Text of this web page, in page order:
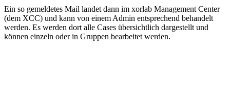
Ein so gemeldetes Mail landet dann im xorlab Management Center
(dem XCC) und kann von einem Admin entsprechend behandelt
werden. Es werden dort alle Cases übersichtlich dargestellt und
können einzeln oder in Gruppen bearbeitet werden.